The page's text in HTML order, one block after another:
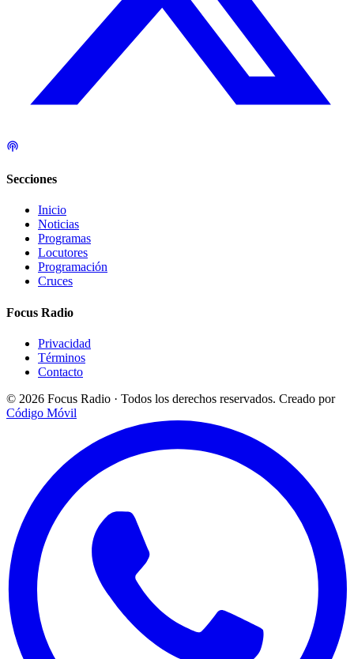
Secciones
Inicio
Noticias
Programas
Locutores
Programación
Cruces
Focus Radio
Privacidad
Términos
Contacto
© 2026 Focus Radio · Todos los derechos reservados. Creado por
Código Móvil